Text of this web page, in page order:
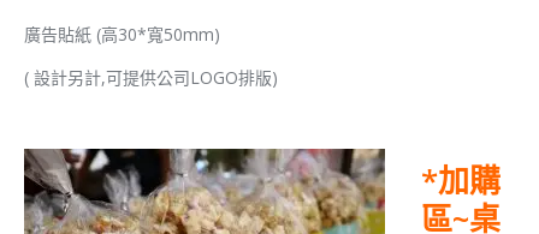
廣告貼紙 (高30*寬50mm)
( 設計另計,可提供公司LOGO排版)
*加購
區~桌